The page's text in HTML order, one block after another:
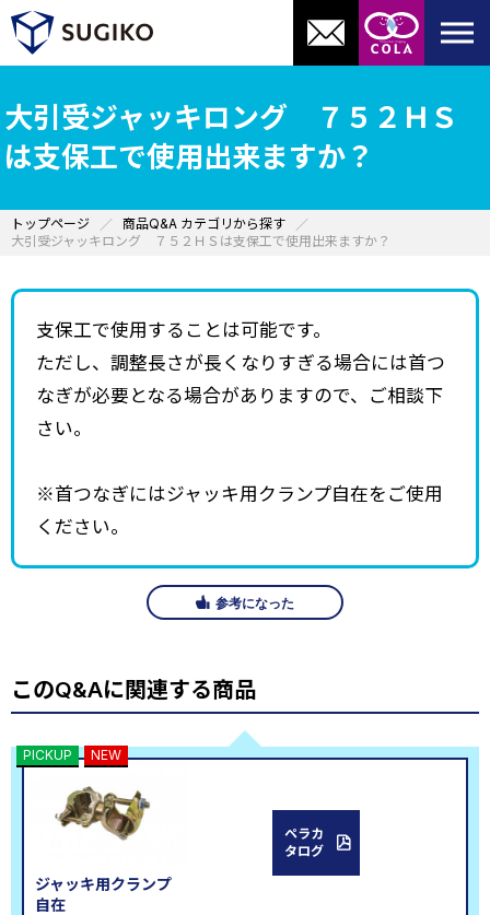
大引受ジャッキロング ７５２ＨＳ
は支保工で使用出来ますか？
トップページ
商品Q&A カテゴリから探す
大引受ジャッキロング ７５２ＨＳは支保工で使用出来ますか？
支保工で使用することは可能です。
ただし、調整長さが長くなりすぎる場合には首つ
なぎが必要となる場合がありますので、ご相談下
さい。
※首つなぎにはジャッキ用クランプ自在をご使用
ください。
参考になった
このQ&Aに関連する商品
PICKUP NEW
ジャッキ用クランプ
自在
ペラカ
タログ